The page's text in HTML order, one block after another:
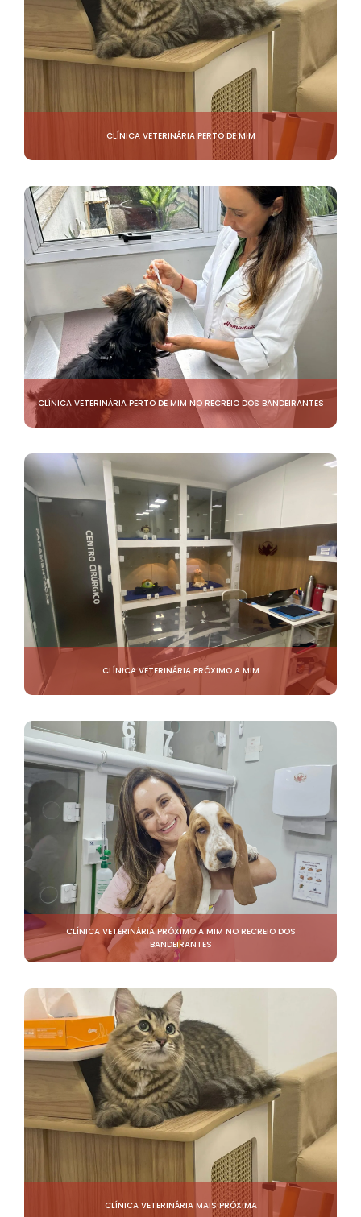
CLÍNICA VETERINÁRIA PERTO DE MIM
CLÍNICA VETERINÁRIA PERTO DE MIM NO RECREIO DOS BANDEIRANTES
CLÍNICA VETERINÁRIA PRÓXIMO A MIM
CLÍNICA VETERINÁRIA PRÓXIMO A MIM NO RECREIO DOS
BANDEIRANTES
CLÍNICA VETERINÁRIA MAIS PRÓXIMA